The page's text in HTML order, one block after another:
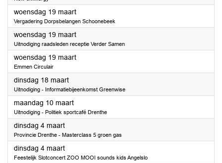
woensdag 19 maart2025
Vergadering Dorpsbelangen Schoonebeek
woensdag 19 maart2025
Uitnodiging raadsleden receptie Verder Samen
woensdag 19 maart2025
Emmen Circulair
dinsdag 18 maart2025
Uitnodiging - Informatiebijeenkomst Greenwise
maandag 10 maart2025
Uitnodiging - Politiek sportcafé Drenthe
dinsdag 4 maart2025
Provincie Drenthe - Masterclass 5 groen gas
dinsdag 4 maart2025
Feestelijk Slotconcert ZOO MOOI sounds kids Angelslo